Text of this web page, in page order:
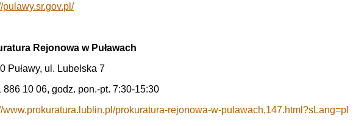
pulawy.sr.gov.pl/
Rejonowa w Puławach
Puławy, ul. Lubelska 7
886 10 06, godz. pon.-pt. 7:30-15:30
www.prokuratura.lublin.pl/prokuratura-rejonowa-w-pulawach,147.html?sLang=pl